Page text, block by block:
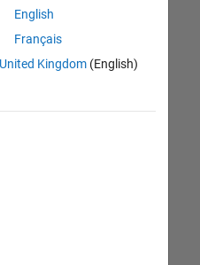
Market Developer (m/f/d)
English
Français
United Kingdom(English)